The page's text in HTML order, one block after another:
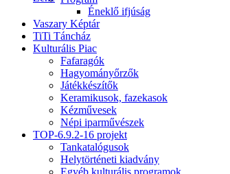
Éneklő ifjúság
Vaszary Képtár
TiTi Táncház
Kulturális Piac
Fafaragók
Hagyományőrzők
Játékkészítők
Keramikusok, fazekasok
Kézművesek
Népi iparművészek
TOP-6.9.2-16 projekt
Tankatalógusok
Helytörténeti kiadvány
Egyéb kulturális programok